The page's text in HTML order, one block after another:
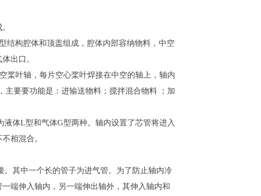
。
结构腔体和顶盖组成，腔体内部容纳物料，中空
出口。
桨叶轴，每片空心桨叶焊接在中空的轴上，轴内
要要功能是：进输送物料；搅拌混合物料 ；加
体L型和气体G型两种。轴内设置了芯管将进入
不相混合。
其中一个长的管子为进气管。为了防止轴内冷
端伸入轴内，另一端伸出轴外，其伸入轴内和